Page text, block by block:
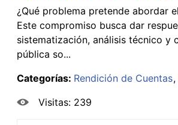
¿Qué problema pretende abordar
Este compromiso busca dar
sistematización, análisis técnico y
pública so...
Categorías: Rendición de Cuentas
Visitas: 239